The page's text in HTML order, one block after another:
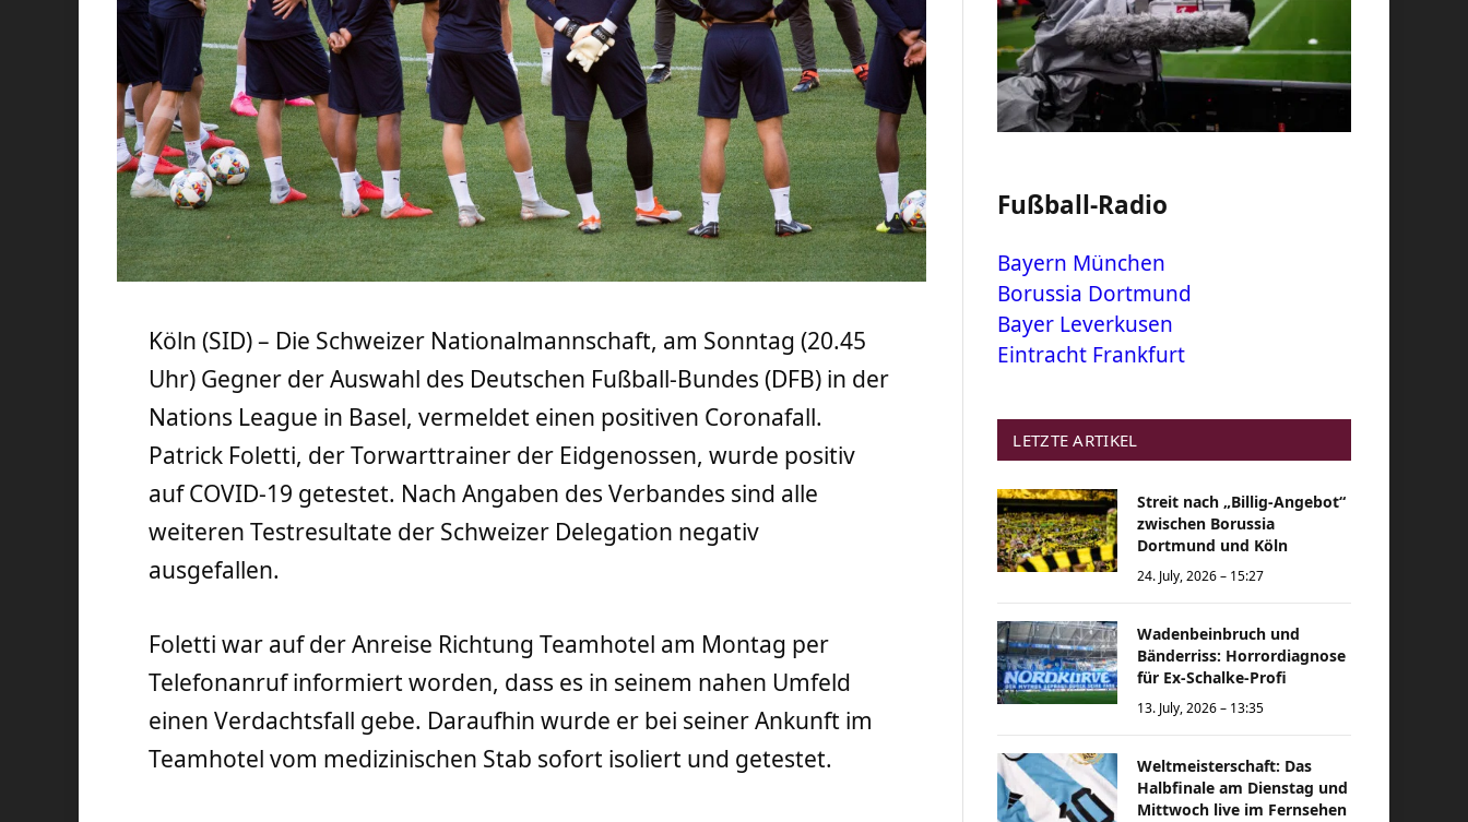
Köln (SID) – Die Schweizer Nationalmannschaft, am Sonntag (20.45
Uhr) Gegner der Auswahl des Deutschen Fußball-Bundes (DFB) in der
Nations League in Basel, vermeldet einen positiven Coronafall.
Patrick Foletti, der Torwarttrainer der Eidgenossen, wurde positiv
auf COVID-19 getestet. Nach Angaben des Verbandes sind alle
weiteren Testresultate der Schweizer Delegation negativ
ausgefallen.
Foletti war auf der Anreise Richtung Teamhotel am Montag per
Telefonanruf informiert worden, dass es in seinem nahen Umfeld
einen Verdachtsfall gebe. Daraufhin wurde er bei seiner Ankunft im
Teamhotel vom medizinischen Stab sofort isoliert und getestet.
Fußball-Radio
Bayern München
Borussia Dortmund
Bayer Leverkusen
Eintracht Frankfurt
LETZTE ARTIKEL
Streit nach „Billig-Angebot“
zwischen Borussia
Dortmund und Köln
24. July, 2026 – 15:27
Wadenbeinbruch und
Bänderriss: Horrordiagnose
für Ex-Schalke-Profi
13. July, 2026 – 13:35
Weltmeisterschaft: Das
Halbfinale am Dienstag und
Mittwoch live im Fernsehen